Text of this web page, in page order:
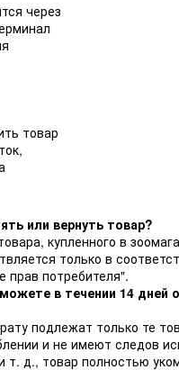
через
товар
или вернуть товар?
купленного в
только в
прав потребителя".
в течении 14 дней
подлежат только те
и не имеют следов
т. д., товар полностью